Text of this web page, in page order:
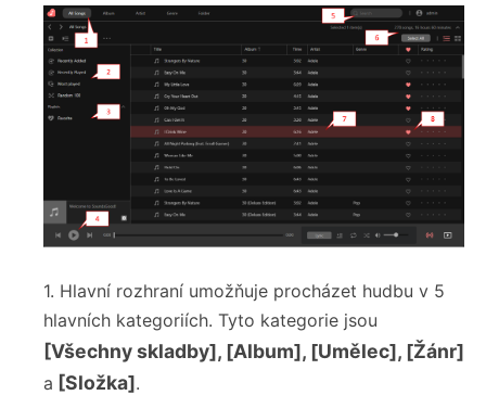
1. Hlavní rozhraní umožňuje procházet hudbu v 5
hlavních kategoriích. Tyto kategorie jsou
[Všechny skladby], [Album], [Umělec], [Žánr]
a [Složka].